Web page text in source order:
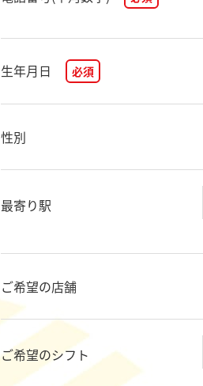
生年月日 必須
性別
最寄り駅
ご希望の店舗
ご希望のシフト